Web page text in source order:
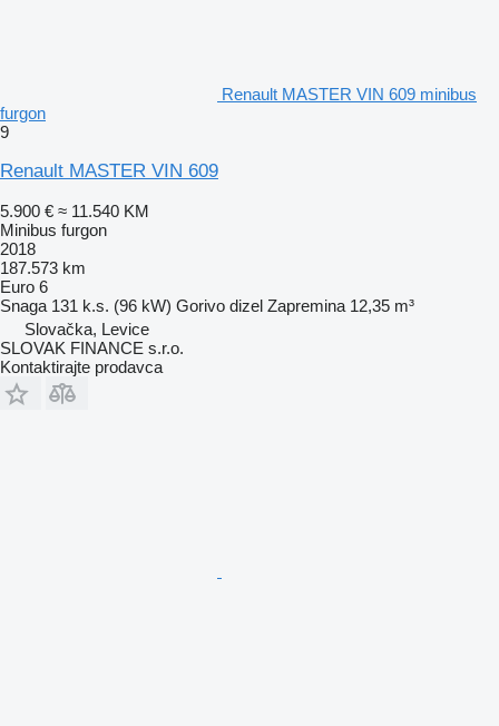
Renault MASTER VIN 609 minibus
furgon
9
Renault MASTER VIN 609
5.900 € ≈ 11.540 KM
Minibus furgon
2018
187.573 km
Euro 6
Snaga 131 k.s. (96 kW) Gorivo dizel Zapremina 12,35 m³
Slovačka, Levice
SLOVAK FINANCE s.r.o.
Kontaktirajte prodavca